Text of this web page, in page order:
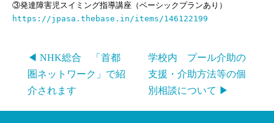
③発達障害児スイミング指導講座（ベーシックプランあり）
https://jpasa.thebase.in/items/146122199
◀ NHK総合 「首都
圏ネットワーク」で紹
介されます
学校内 プール介助の
支援・介助方法等の個
別相談について ▶